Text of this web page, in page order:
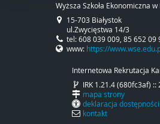
Wyższa Szkoła Ekonomiczna w
15-703 Białystok
ul.Zwycięstwa 14/3
tel: 608 039 009, 85 652 09
www: https://
Internetowa Rekrutacja
IRK 1.21.4 (680fc3af) ::
mapa strony
deklaracja dostępności
kontakt